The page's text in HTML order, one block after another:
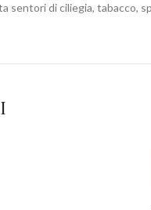
sentori di ciliegia, tabacco,